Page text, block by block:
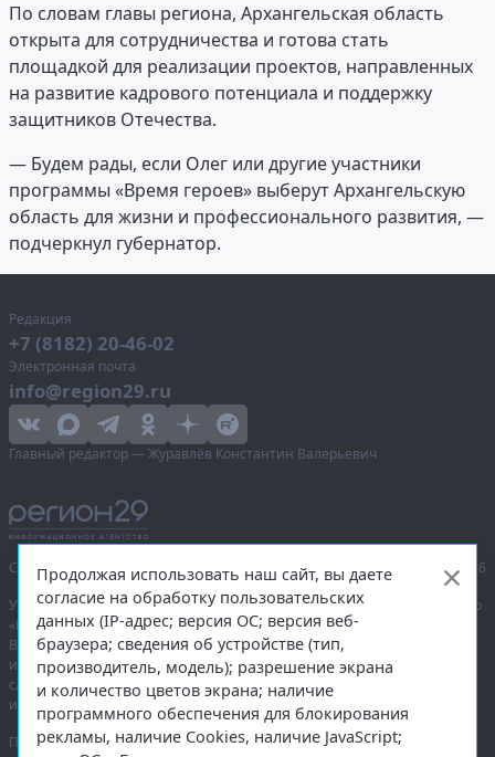
По словам главы региона, Архангельская область
открыта для сотрудничества и готова стать
площадкой для реализации проектов, направленных
на развитие кадрового потенциала и поддержку
защитников Отечества.
— Будем рады, если Олег или другие участники
программы «Время героев» выберут Архангельскую
область для жизни и профессионального развития, —
подчеркнул губернатор.
Редакция
+7 (8182) 20-46-02
Электронная почта
info@region29.ru
Главный редактор — Журавлёв Константин Валерьевич
Сетевое издание «Информационное агентство Регион 29»,
© 2016–2026
Учредитель — общество с ограниченной ответственностью «Агентство
«Правда Севера».
Выписка из реестра зарегистрированных средств массовой
информации:ЭЛ № ФС 77-74226от 09.11.2018 выдано Федеральной
службой по надзору в сфере связи, информационных технологий
и массовых коммуникаций (Роскомнадзор).
При полном или частичном использовании любых материалов
Продолжая использовать наш сайт, вы даете
согласие на обработку пользовательских
данных (IP-адрес; версия ОС; версия веб-
браузера; сведения об устройстве (тип,
производитель, модель); разрешение экрана
и количество цветов экрана; наличие
программного обеспечения для блокирования
рекламы, наличие Cookies, наличие JavaScript;